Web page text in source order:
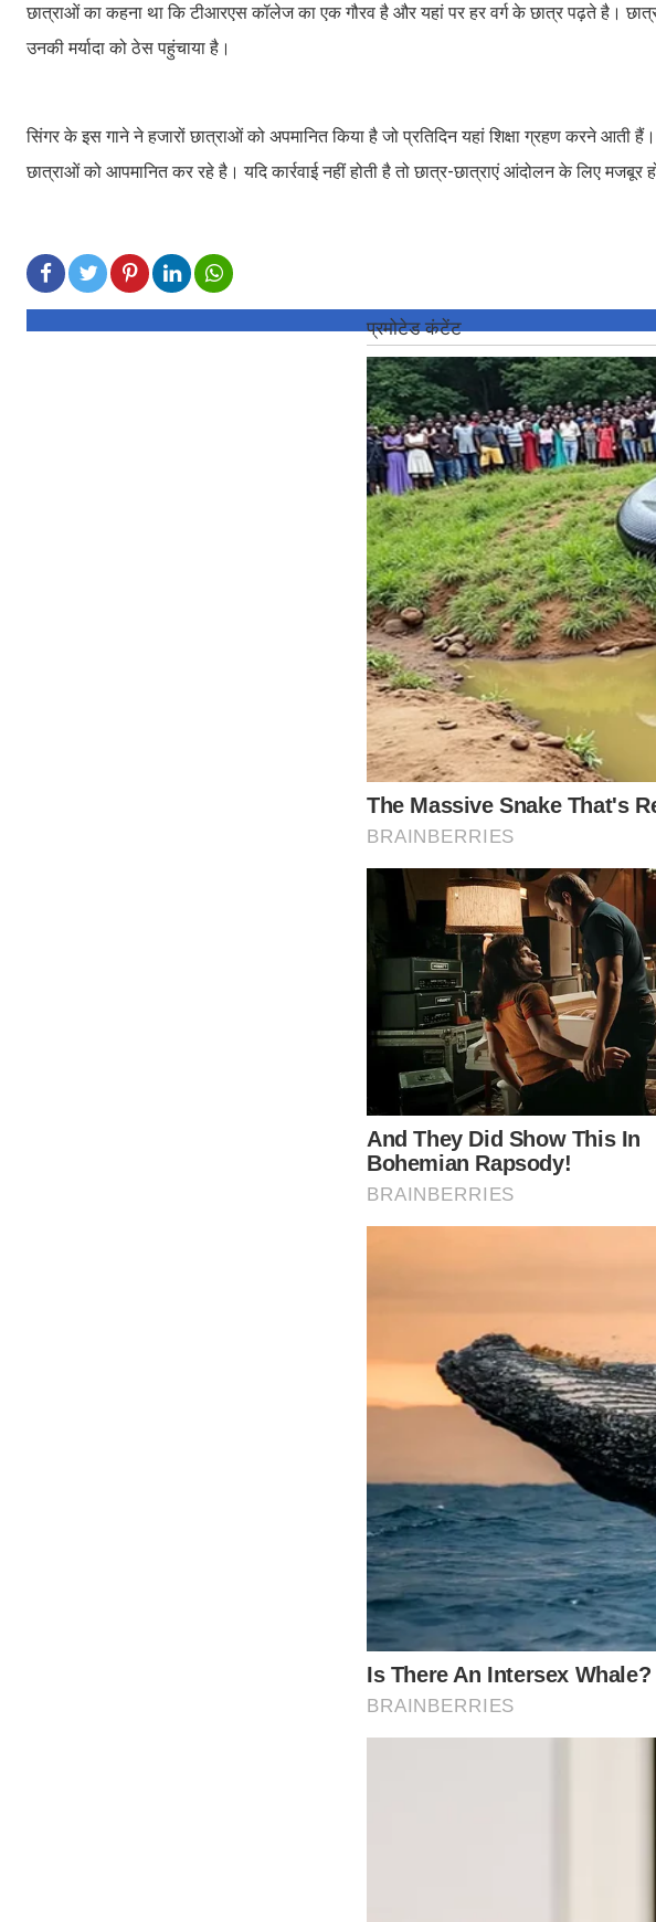
छात्राओं का कहना था कि टीआरएस कॉलेज का एक गौरव है और यहां पर हर वर्ग के छात्र पढ़ते है।
उनकी मर्यादा को ठेस पहुंचाया है।
सिंगर के इस गाने ने हजारों छात्राओं को अपमानित किया है जो प्रतिदिन यहां शिक्षा ग्रहण करने आती
छात्राओं को आपमानित कर रहे है। यदि कार्रवाई नहीं होती है तो छात्र-छात्राएं आंदोलन के लिए मजबूर